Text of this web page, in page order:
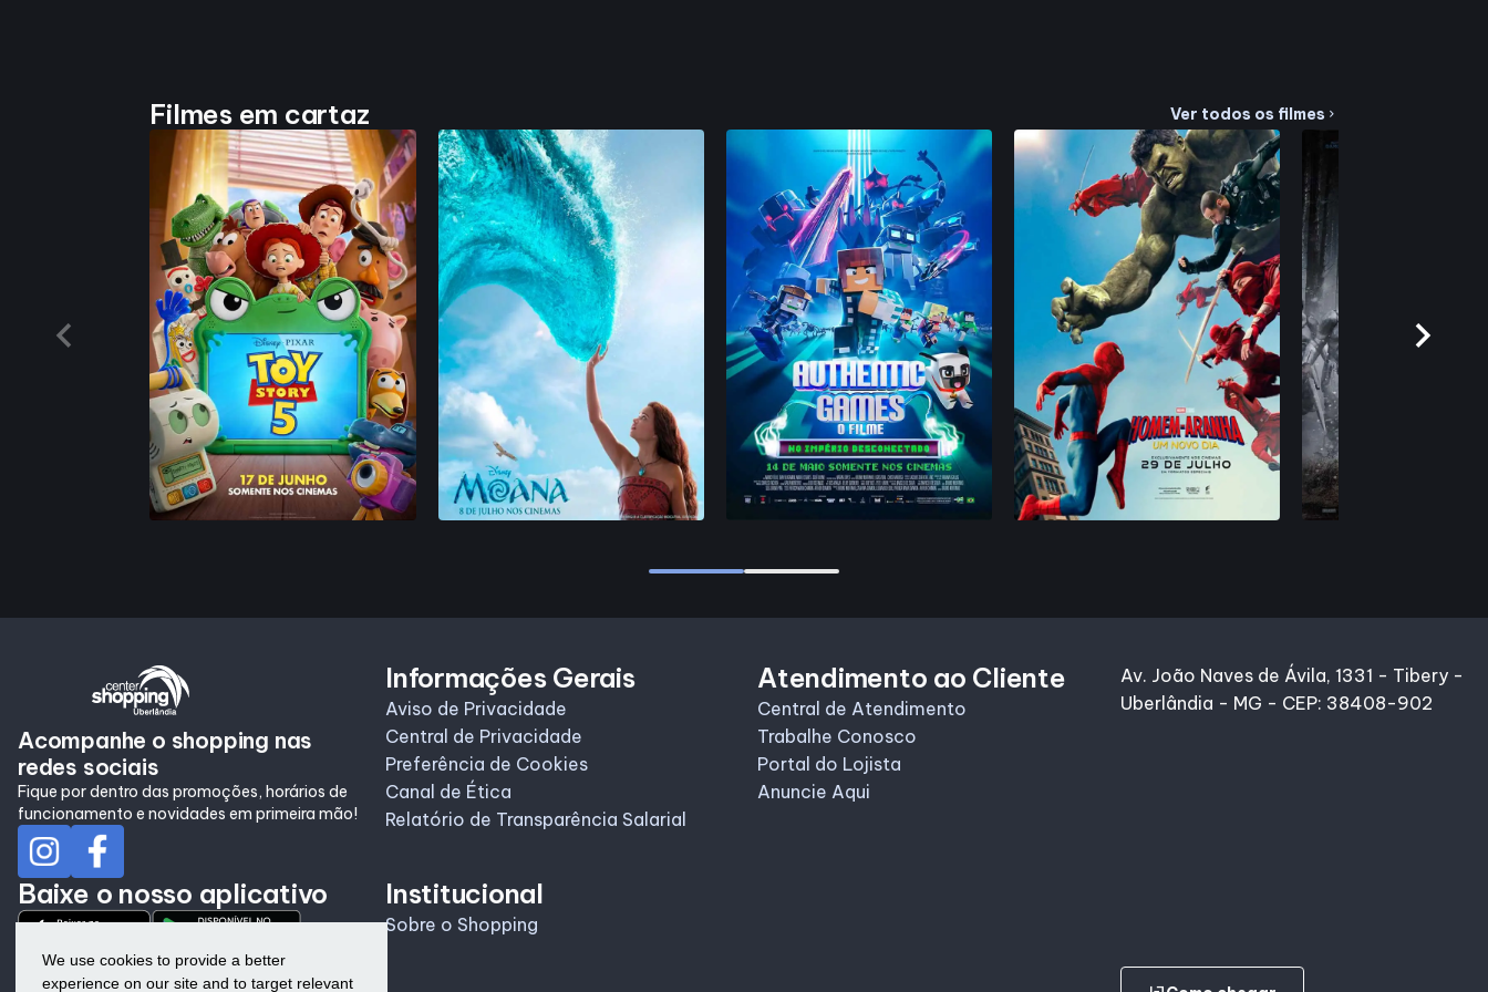
We use cookies to provide a better
experience on our site and to target relevant
Filmes em cartaz Ver todos os filmes chevron_right
Acompanhe o shopping nas
redes sociais
Fique por dentro das promoções, horários de
funcionamento e novidades em primeira mão!
Baixe o nosso aplicativo
Informações Gerais
Aviso de Privacidade
Central de Privacidade
Preferência de Cookies
Canal de Ética
Relatório de Transparência Salarial
Institucional
Sobre o Shopping
Atendimento ao Cliente
Central de Atendimento
Trabalhe Conosco
Portal do Lojista
Anuncie Aqui
Av. João Naves de Ávila, 1331 - Tibery -
Uberlândia - MG - CEP: 38408-902